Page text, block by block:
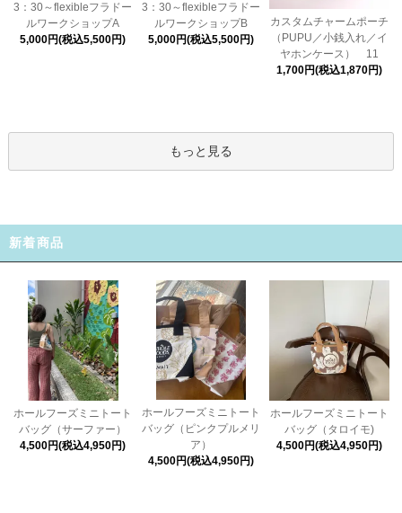
3：30～flexibleフラドー
ルワークショップA
5,000円(税込5,500円)
3：30～flexibleフラドー
ルワークショップB
5,000円(税込5,500円)
カスタムチャームポーチ
（PUPU／小銭入れ／イ
ヤホンケース） 11
1,700円(税込1,870円)
もっと見る
新着商品
ホールフーズミニトート
バッグ（サーファー）
4,500円(税込4,950円)
ホールフーズミニトート
バッグ（ピンクプルメリ
ア）
4,500円(税込4,950円)
ホールフーズミニトート
バッグ（タロイモ)
4,500円(税込4,950円)